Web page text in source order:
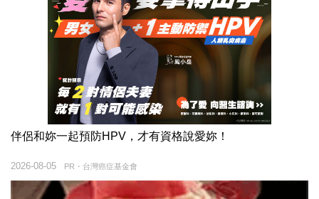
伴侶和妳一起預防HPV，才有資格說愛妳！
PR・台灣癌症基金會
2026-08-05